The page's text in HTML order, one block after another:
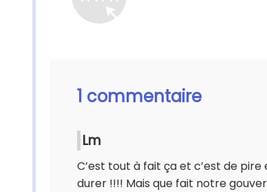
1 commentaire
Lm
C’est tout à fait ça et c’est de
durer !!!! Mais que fait notre